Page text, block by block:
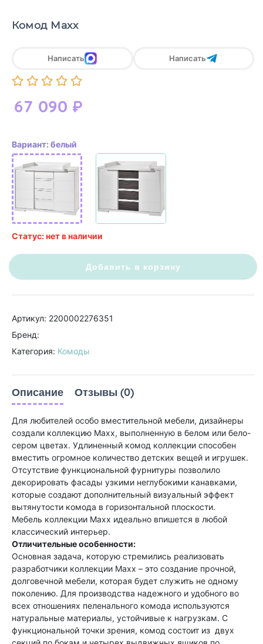
Комод Maxx
67 090 ₽
Написать Написать
Вариант: белый
Статус: нет в наличии
Добавить в корзину
Артикул: 2200002276351
Бренд:
Категория: Комоды
Описание Отзывы (0)
Для любителей особо вместительной мебели, дизайнеры
создали коллекцию Maxx, выполненную в белом или бело-
сером цветах. Удлиненный комод коллекции способен
вместить огромное количество детских вещей и игрушек.
Отсутствие функциональной фурнитуры позволило
декорировать фасады узкими неглубокими канавками,
которые создают дополнительный визуальный эффект
вытянутости комода в горизонтальной плоскости.
Мебель коллекции Maxx идеально впишется в любой
классический интерьер.
Отличительные особенности:
Основная задача, которую стремились реализовать
разработчики коллекции Maxx – это создание прочной,
долговечной мебели, которая будет служить не одному
поколению. Для производства надежного и удобного во
всех отношениях пеленального комода используются
натуральные материалы, устойчивые к нагрузкам. С
функциональной точки зрения, комод состоит из двух